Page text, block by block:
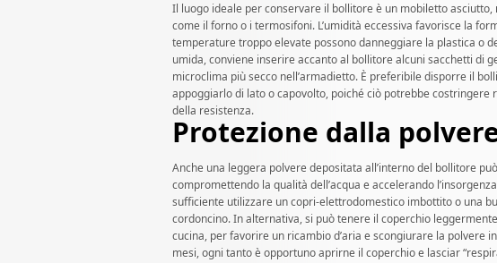
Il luogo ideale per conservare il bollitore è un mobiletto
come il forno o i termosifoni. L’umidità eccessiva favorisce la
temperature troppo elevate possono danneggiare la plastica o
umida, conviene inserire accanto al bollitore alcuni sacchetti di
microclima più secco nell’armadietto. È preferibile disporre il
appoggiarlo di lato o capovolto, poiché ciò potrebbe
della resistenza.
Protezione dalla
Anche una leggera polvere depositata all’interno del bollitore
compromettendo la qualità dell’acqua e accelerando
sufficiente utilizzare un copri-elettrodomestico imbottito o una
cordoncino. In alternativa, si può tenere il coperchio
cucina, per favorire un ricambio d’aria e scongiurare la polvere
mesi, ogni tanto è opportuno aprirne il coperchio e lasciar